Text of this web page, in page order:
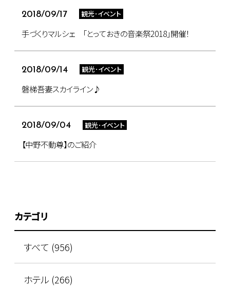
2018/09/17 観光･イベント
手づくりマルシェ 「とっておきの音楽祭2018」開催！
2018/09/14 観光･イベント
磐梯吾妻スカイライン♪
2018/09/04 観光･イベント
【中野不動尊】のご紹介
カテゴリ
すべて (956)
ホテル (266)